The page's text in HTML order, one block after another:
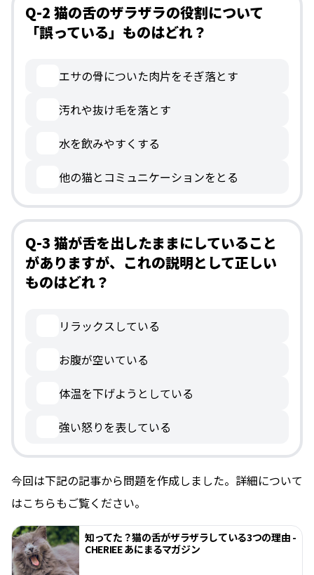
Q-2 猫の舌のザラザラの役割について
「誤っている」ものはどれ？
エサの骨についた肉片をそぎ落とす
汚れや抜け毛を落とす
水を飲みやすくする
他の猫とコミュニケーションをとる
Q-3 猫が舌を出したままにしていること
がありますが、これの説明として正しい
ものはどれ？
リラックスしている
お腹が空いている
体温を下げようとしている
強い怒りを表している
今回は下記の記事から問題を作成しました。詳細について
はこちらもご覧ください。
知ってた？猫の舌がザラザラしている3つの理由 -
CHERIEE あにまるマガジン